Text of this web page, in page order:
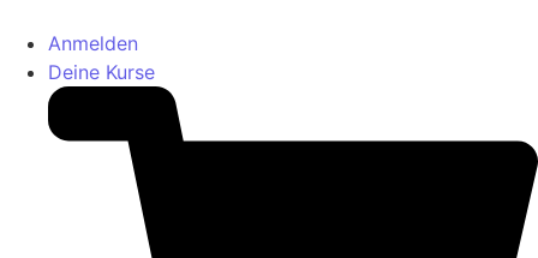
Anmelden
Deine Kurse